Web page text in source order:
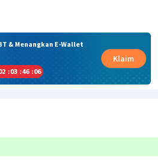
& Menangkan E-Wallet
:03 :46 :06
Klaim